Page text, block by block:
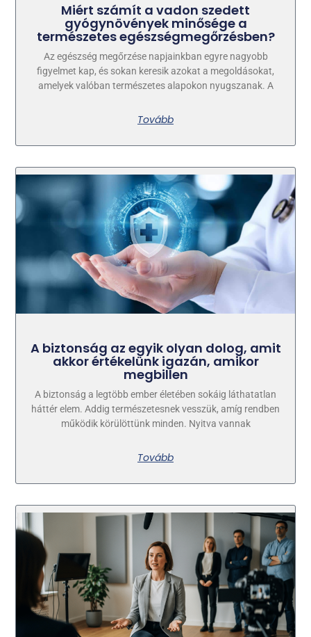
Miért számít a vadon szedett
gyógynövények minősége a
természetes egészségmegőrzésben?
Az egészség megőrzése napjainkban egyre nagyobb
figyelmet kap, és sokan keresik azokat a megoldásokat,
amelyek valóban természetes alapokon nyugszanak. A
Tovább
A biztonság az egyik olyan dolog, amit
akkor értékelünk igazán, amikor
megbillen
A biztonság a legtöbb ember életében sokáig láthatatlan
háttér elem. Addig természetesnek vesszük, amíg rendben
működik körülöttünk minden. Nyitva vannak
Tovább